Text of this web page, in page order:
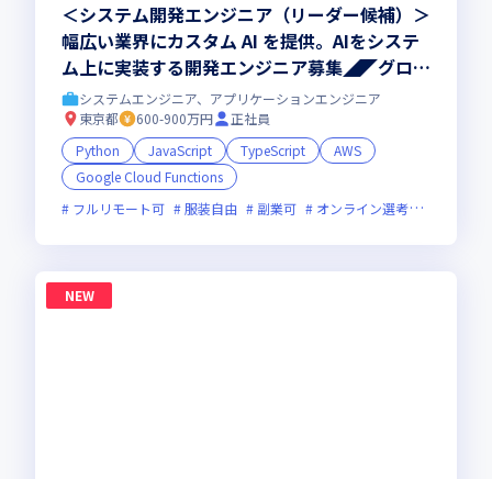
＜システム開発エンジニア（リーダー候補）＞
幅広い業界にカスタム AI を提供。AIをシステ
ム上に実装する開発エンジニア募集◢◤グロー
ス上場◢◤フルリモートOK◢◤
システムエンジニア、アプリケーションエンジニア
東京都
600-900万円
正社員
Python
JavaScript TypeScript
AWS
Google Cloud Functions
フルリモート可
服装自由 副業可 オンライン選考可
NEW